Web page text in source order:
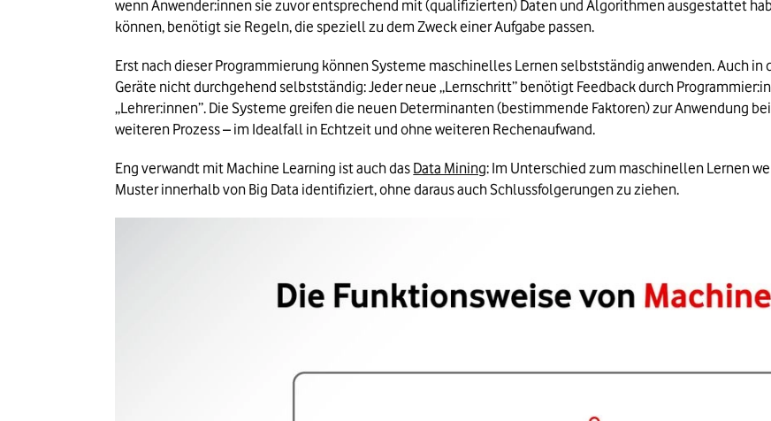
wenn Anwender:innen sie zuvor entsprechend mit (qualifizierten) Daten und Algorithmen ausgestattet
können, benötigt sie Regeln, die speziell zu dem Zweck einer Aufgabe passen.
Erst nach dieser Programmierung können Systeme maschinelles Lernen selbstständig anwenden. Auch
Geräte nicht durchgehend selbstständig: Jeder neue „Lernschritt” benötigt Feedback durch
„Lehrer:innen”. Die Systeme greifen die neuen Determinanten (bestimmende Faktoren) zur Anwendung
weiteren Prozess – im Idealfall in Echtzeit und ohne weiteren Rechenaufwand.
Eng verwandt mit Machine Learning ist auch das Data Mining: Im Unterschied zum maschinellen Lernen
Muster innerhalb von Big Data identifiziert, ohne daraus auch Schlussfolgerungen zu ziehen.